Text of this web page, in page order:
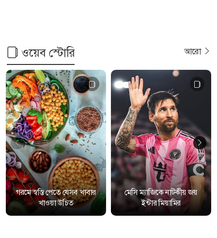
ওয়েব স্টোরি আরো
গরমে স্বস্তি পেতে যেসব খাবার
খাওয়া উচিত
মেসি ম্যাজিকে নাটকীয় জয়
ইন্টার মিয়ামির